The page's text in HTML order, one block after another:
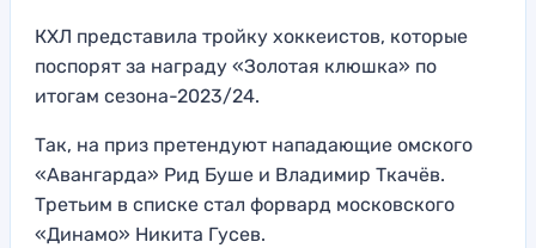
КХЛ представила тройку хоккеистов, которые
поспорят за награду «Золотая клюшка» по
итогам сезона-2023/24.
Так, на приз претендуют нападающие омского
«Авангарда» Рид Буше и Владимир Ткачёв.
Третьим в списке стал форвард московского
«Динамо» Никита Гусев.